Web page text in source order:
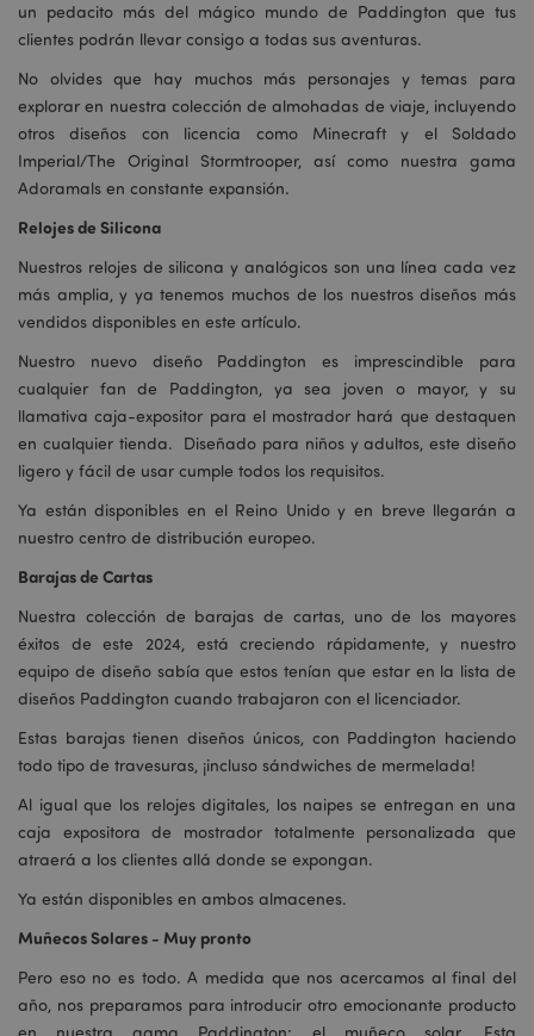
un pedacito más del mágico mundo de Paddington que tus
clientes podrán llevar consigo a todas sus aventuras.
No olvides que hay muchos más personajes y temas para
explorar en nuestra colección de almohadas de viaje, incluyendo
otros diseños con licencia como Minecraft y el Soldado
Imperial/The Original Stormtrooper, así como nuestra gama
Adoramals en constante expansión.
Relojes de Silicona
Nuestros relojes de silicona y analógicos son una línea cada vez
más amplia, y ya tenemos muchos de los nuestros diseños más
vendidos disponibles en este artículo.
Nuestro nuevo diseño Paddington es imprescindible para
cualquier fan de Paddington, ya sea joven o mayor, y su
llamativa caja-expositor para el mostrador hará que destaquen
en cualquier tienda. Diseñado para niños y adultos, este diseño
ligero y fácil de usar cumple todos los requisitos.
Ya están disponibles en el Reino Unido y en breve llegarán a
nuestro centro de distribución europeo.
Barajas de Cartas
Nuestra colección de barajas de cartas, uno de los mayores
éxitos de este 2024, está creciendo rápidamente, y nuestro
equipo de diseño sabía que estos tenían que estar en la lista de
diseños Paddington cuando trabajaron con el licenciador.
Estas barajas tienen diseños únicos, con Paddington haciendo
todo tipo de travesuras, ¡incluso sándwiches de mermelada!
Al igual que los relojes digitales, los naipes se entregan en una
caja expositora de mostrador totalmente personalizada que
atraerá a los clientes allá donde se expongan.
Ya están disponibles en ambos almacenes.
Muñecos Solares - Muy pronto
Pero eso no es todo. A medida que nos acercamos al final del
año, nos preparamos para introducir otro emocionante producto
en nuestra gama Paddington: el muñeco solar. Esta